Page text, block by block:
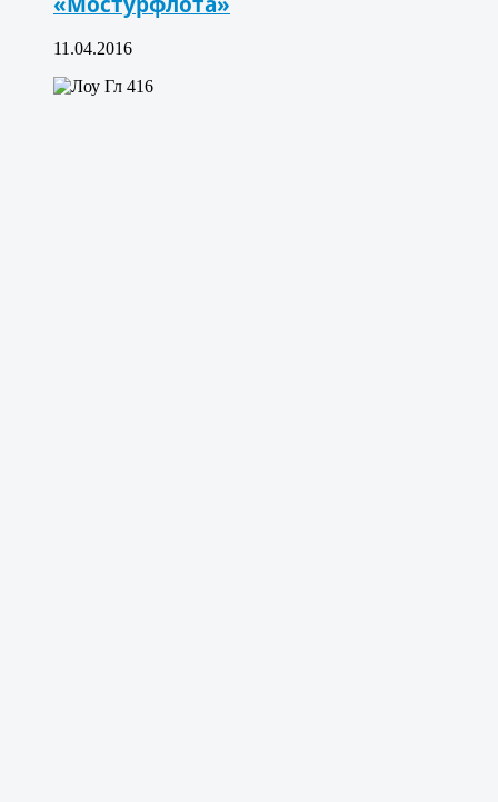
11.04.2016